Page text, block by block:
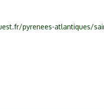
pyrenees-atlantiques/